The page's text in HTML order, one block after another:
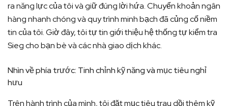
ra năng lực của tôi và giữ đúng lời hứa. Chuyển khoản ngân
hàng nhanh chóng và quy trình minh bạch đã củng cố niềm
tin của tôi. Giờ đây, tôi tự tin giới thiệu hệ thống tự kiểm tra
Sieg cho bạn bè và các nhà giao dịch khác.
Nhìn về phía trước: Tinh chỉnh kỹ năng và mục tiêu nghỉ
hưu
Trên hành trình của mình, tôi đặt mục tiêu trau dồi thêm kỹ